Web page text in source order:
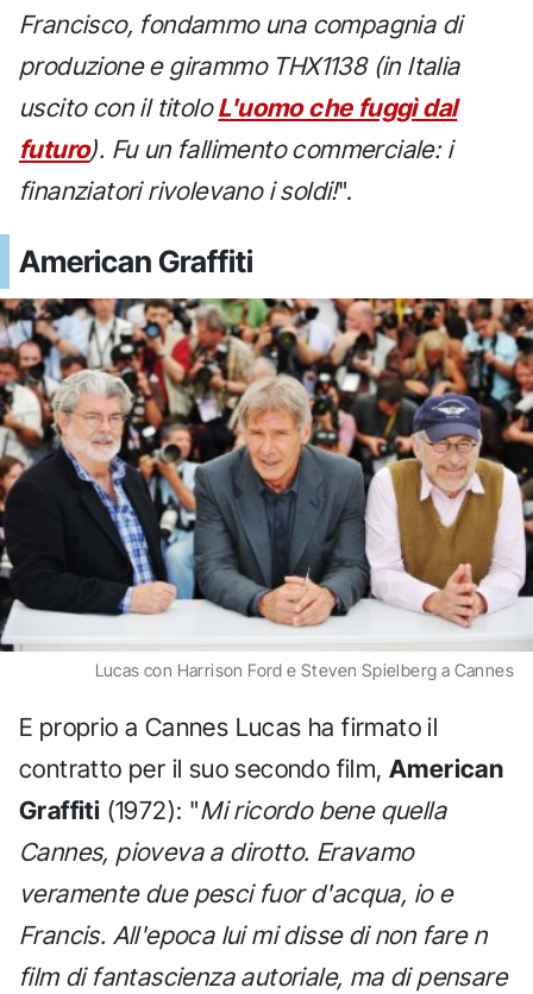
Francisco, fondammo una compagnia di
produzione e girammo THX1138 (in Italia
uscito con il titoloL'uomo che fuggì dal
futuro). Fu un fallimento commerciale: i
finanziatori rivolevano i soldi!".
American Graffiti
Lucas con Harrison Ford e Steven Spielberg a Cannes
E proprio a Cannes Lucas ha firmato il
contratto per il suo secondo film, American
Graffiti (1972): "Mi ricordo bene quella
Cannes, pioveva a dirotto. Eravamo
veramente due pesci fuor d'acqua, io e
Francis. All'epoca lui mi disse di non fare n
film di fantascienza autoriale, ma di pensare